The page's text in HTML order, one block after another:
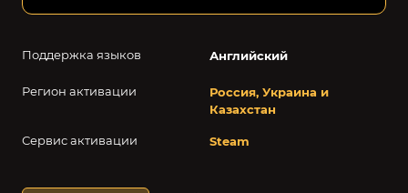
Поддержка языков Английский
Регион активации
Россия, Украина и
Казахстан
Сервис активации Steam